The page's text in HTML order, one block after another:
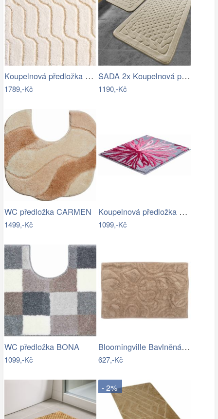
Koupelnová předložka VOGUE
1789,-Kč
SADA 2x Koupelnová předložka BAMBI 60…
1190,-Kč
WC předložka CARMEN
1499,-Kč
Koupelnová předložka ART
1099,-Kč
WC předložka BONA
1099,-Kč
Bloomingville Bavlněná koupelnová…
627,-Kč
- 2%